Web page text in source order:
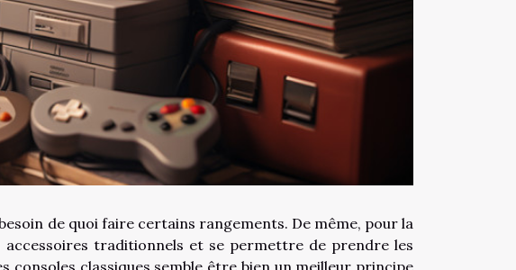
de quoi faire certains rangements. De même, pour la
accessoires traditionnels et se permettre de prendre les